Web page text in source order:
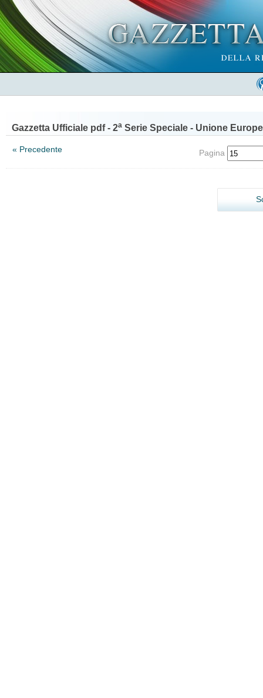
Gazzetta Ufficiale pdf - 2a Serie Speciale - Unione
« Precedente Pagina